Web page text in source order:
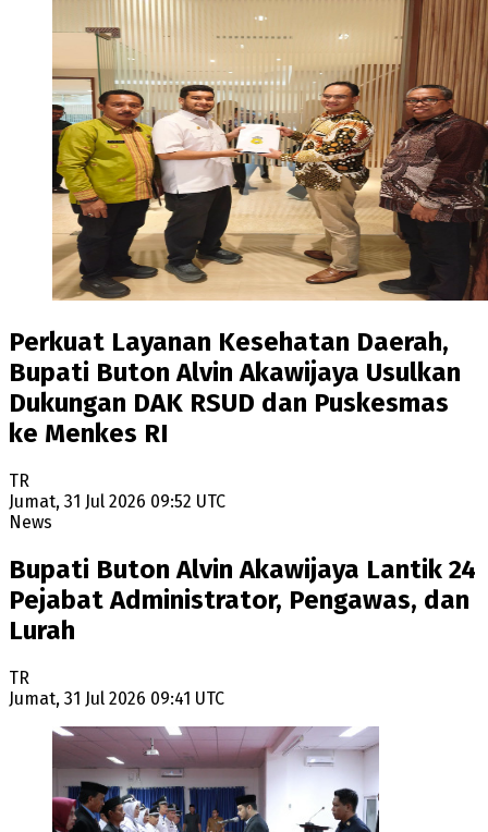
Perkuat Layanan Kesehatan Daerah,
Bupati Buton Alvin Akawijaya Usulkan
Dukungan DAK RSUD dan Puskesmas
ke Menkes RI
TR
Jumat, 31 Jul 2026 09:52 UTC
News
Bupati Buton Alvin Akawijaya Lantik 24
Pejabat Administrator, Pengawas, dan
Lurah
TR
Jumat, 31 Jul 2026 09:41 UTC